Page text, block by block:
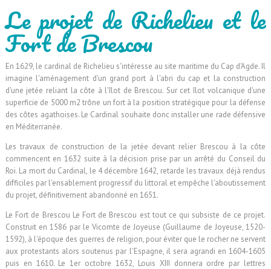
Le projet de Richelieu et le
Fort de Brescou
En 1629, le cardinal de Richelieu s'intéresse au site maritime du Cap d'Agde. Il
imagine l'aménagement d'un grand port à l'abri du cap et la construction
d'une jetée reliant la côte à l'îlot de Brescou. Sur cet îlot volcanique d'une
superficie de 5000 m2 trône un fort à la position stratégique pour la défense
des côtes agathoises. Le Cardinal souhaite donc installer une rade défensive
en Méditerranée.
Les travaux de construction de la jetée devant relier Brescou à la côte
commencent en 1632 suite à la décision prise par un arrêté du Conseil du
Roi. La mort du Cardinal, le 4 décembre 1642, retarde les travaux déjà rendus
difficiles par l'ensablement progressif du littoral et empêche l'aboutissement
du projet, définitivement abandonné en 1651.
Le Fort de Brescou Le Fort de Brescou est tout ce qui subsiste de ce projet.
Construit en 1586 par le Vicomte de Joyeuse (Guillaume de Joyeuse, 1520-
1592), à l'époque des guerres de religion, pour éviter que le rocher ne servent
aux protestants alors soutenus par l'Espagne, il sera agrandi en 1604-1605
puis en 1610. Le 1er octobre 1632, Louis XIII donnera ordre par lettres